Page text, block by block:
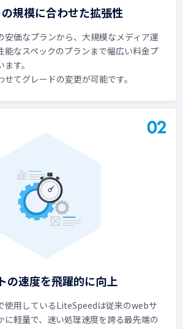
規模に合わせた拡張性
安価なプランから、大規模なメディア運
能なスペックのプランまで幅広い料金プ
す。
てグレードの変更が可能です。
の速度を飛躍的に向上
使用しているLiteSpeedは従来のwebサ
に軽量で、速い処理速度を誇る最先端の